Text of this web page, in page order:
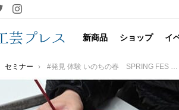
twitterinstagram
新商品 ショップ イ
セミナー #発見 体験 いのちの春 SPRING FES ２０２３「わかやまクラフトマンシップ ワークショップ」を開催！紀州漆器蒔絵体験、和歌山の革製品のレザークラフト体験